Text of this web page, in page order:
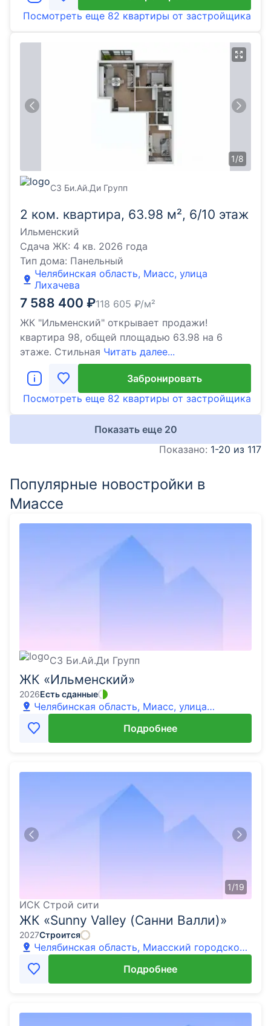
Посмотреть еще 82 квартиры от застройщика
1/8
2 ком. квартира, 63.98 м², 6/10 этаж
Ильменский
Сдача ЖК: 4 кв. 2026 года
Тип дома: Панельный
Челябинская область, Миасс, улица
Лихачева
7 588 400 ₽118 605 ₽/м²
ЖК "Ильменский" открывает продажи!
квартира 98, общей площадью 63.98 на 6
этаже. Стильная Читать далее...
СЗ Би.Ай.Ди Групп
Забронировать
Посмотреть еще 82 квартиры от застройщика
Показать еще 20
Показано: 1-20 из 117
Популярные новостройки в
Миассе
СЗ Би.Ай.Ди Групп
ЖК «Ильменский»
2026Есть сданные
Челябинская область, Миасс, улица
Лихачева
Подробнее
1/19
ИСК Строй сити
ЖК «Sunny Valley (Санни Валли)»
2027Строится
Челябинская область, Миасский городской
округ, с. Сыростан, Санни Валли кп
Подробнее